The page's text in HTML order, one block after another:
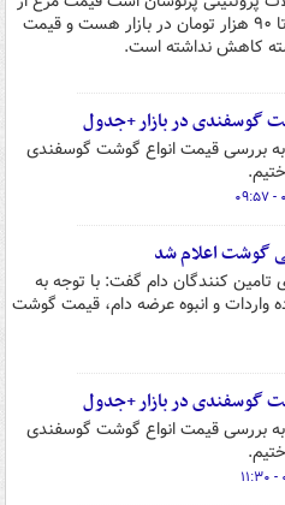
کیلویی ۷۰ تا ۹۰ هزار تومان در بازار هست و قیمت
کاهش نداشته است.
گوسفندی در بازار +جدول
بررسی قیمت انواع گوشت گوسفندی
گوشت اعلام شد
تامین کنندگان دام گفت: با توجه به
واردات و انبوه عرضه دام، قیمت گوشت
گوسفندی در بازار +جدول
بررسی قیمت انواع گوشت گوسفندی